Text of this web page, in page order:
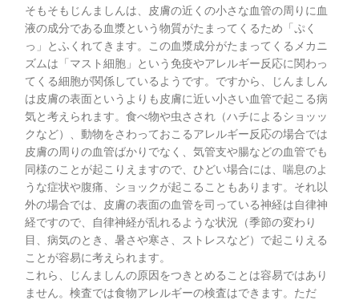
そもそもじんましんは、皮膚の近くの小さな血管の周りに血
液の成分である血漿という物質がたまってくるため「ぷく
っ」とふくれてきます。この血漿成分がたまってくるメカニ
ズムは「マスト細胞」という免疫やアレルギー反応に関わっ
てくる細胞が関係しているようです。ですから、じんましん
は皮膚の表面というよりも皮膚に近い小さい血管で起こる病
気と考えられます。食べ物や虫さされ（ハチによるショッッ
クなど）、動物をさわっておこるアレルギー反応の場合では
皮膚の周りの血管ばかりでなく、気管支や腸などの血管でも
同様のことが起こりえますので、ひどい場合には、喘息のよ
うな症状や腹痛、ショックが起こることもあります。それ以
外の場合では、皮膚の表面の血管を司っている神経は自律神
経ですので、自律神経が乱れるような状況（季節の変わり
目、病気のとき、暑さや寒さ、ストレスなど）で起こりえる
ことが容易に考えられます。
これら、じんましんの原因をつきとめることは容易ではあり
ません。検査では食物アレルギーの検査はできます。ただ